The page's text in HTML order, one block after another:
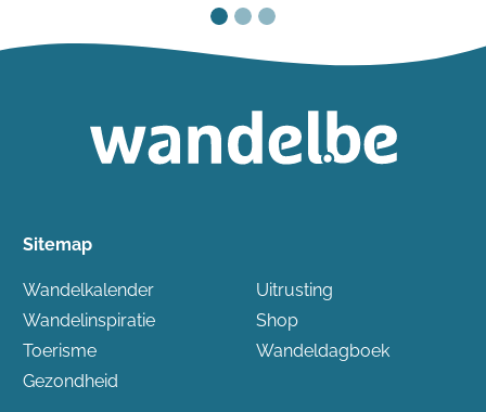
Sitemap
Wandelkalender
Wandelinspiratie
Toerisme
Gezondheid
Uitrusting
Shop
Wandeldagboek